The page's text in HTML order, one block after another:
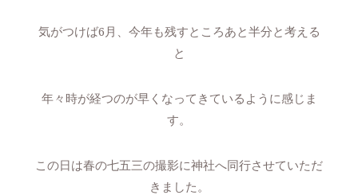
気がつけば6月、今年も残すところあと半分と考える
と
年々時が経つのが早くなってきているように感じま
す。
この日は春の七五三の撮影に神社へ同行させていただ
きました。